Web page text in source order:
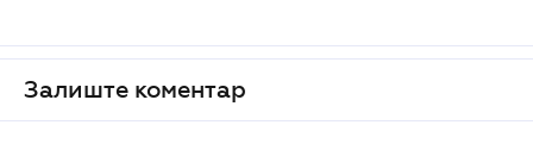
Залиште коментар